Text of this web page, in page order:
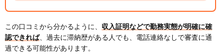
この口コミから分かるように、 収入証明などで勤務実態が明確に確
認できれば、過去に滞納歴がある人でも、電話連絡なしで審査に通
過できる可能性があります。